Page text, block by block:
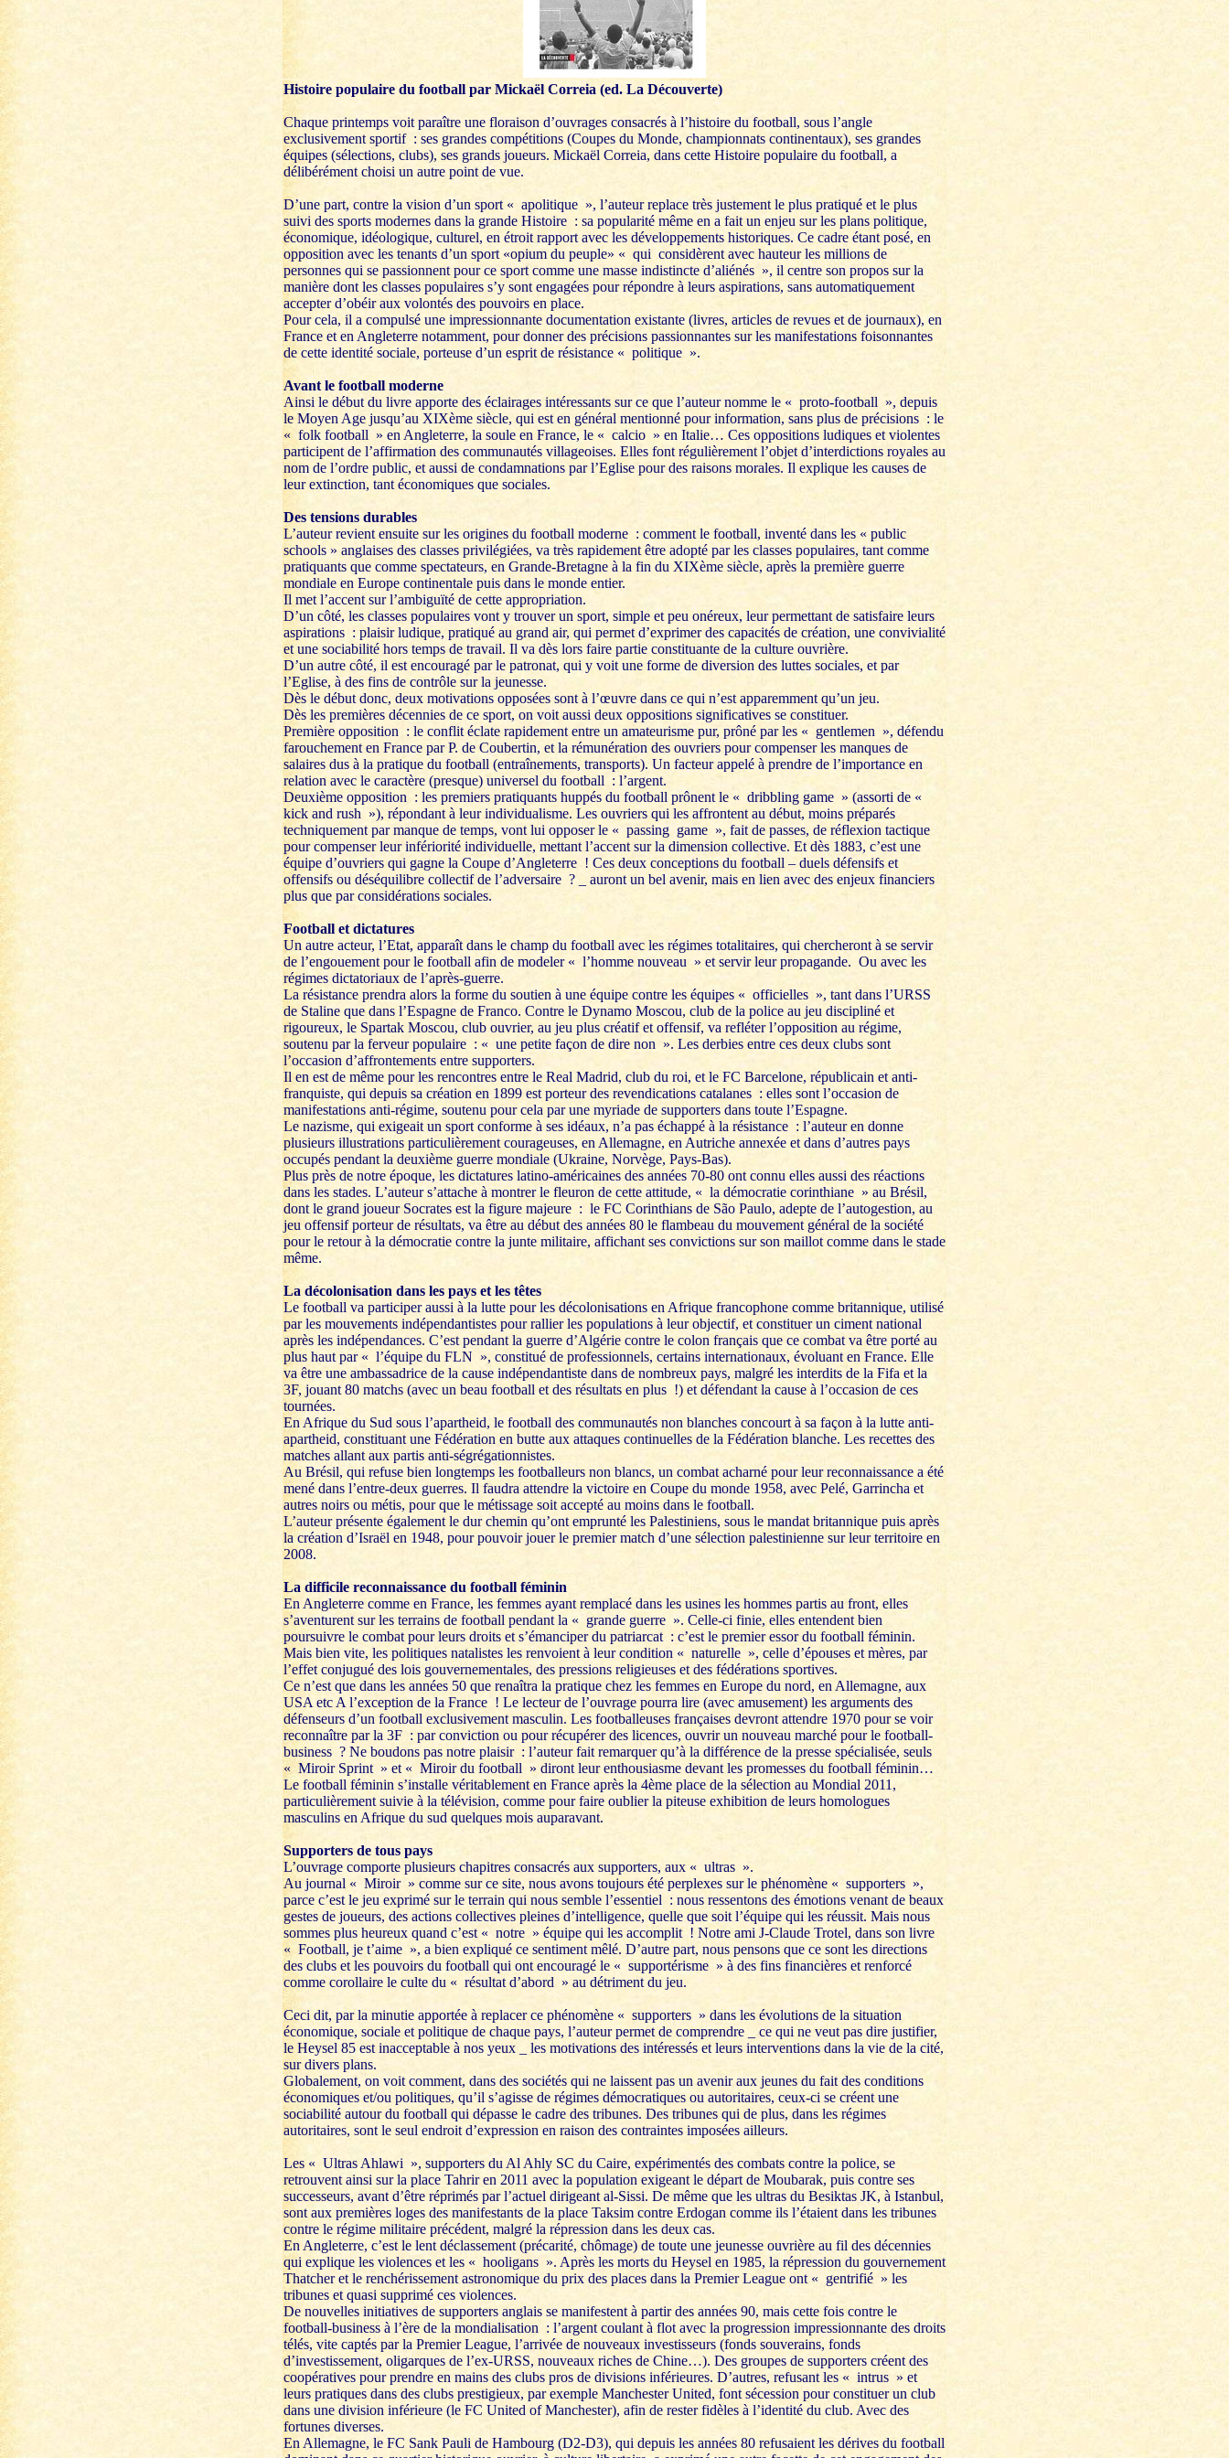
Histoire populaire du football par Mickaël Correia (ed. La Découverte)
Chaque printemps voit paraître une floraison d’ouvrages consacrés à l’histoire du football, sous l’angle
exclusivement sportif : ses grandes compétitions (Coupes du Monde, championnats continentaux), ses grandes
équipes (sélections, clubs), ses grands joueurs. Mickaël Correia, dans cette Histoire populaire du football, a
délibérément choisi un autre point de vue.
D’une part, contre la vision d’un sport « apolitique », l’auteur replace très justement le plus pratiqué et le plus
suivi des sports modernes dans la grande Histoire : sa popularité même en a fait un enjeu sur les plans politique,
économique, idéologique, culturel, en étroit rapport avec les développements historiques. Ce cadre étant posé, en
opposition avec les tenants d’un sport «opium du peuple» « qui considèrent avec hauteur les millions de
personnes qui se passionnent pour ce sport comme une masse indistincte d’aliénés », il centre son propos sur la
manière dont les classes populaires s’y sont engagées pour répondre à leurs aspirations, sans automatiquement
accepter d’obéir aux volontés des pouvoirs en place.
Pour cela, il a compulsé une impressionnante documentation existante (livres, articles de revues et de journaux), en
France et en Angleterre notamment, pour donner des précisions passionnantes sur les manifestations foisonnantes
de cette identité sociale, porteuse d’un esprit de résistance « politique ».
Avant le football moderne
Ainsi le début du livre apporte des éclairages intéressants sur ce que l’auteur nomme le « proto-football », depuis
le Moyen Age jusqu’au XIXème siècle, qui est en général mentionné pour information, sans plus de précisions : le
« folk football » en Angleterre, la soule en France, le « calcio » en Italie… Ces oppositions ludiques et violentes
participent de l’affirmation des communautés villageoises. Elles font régulièrement l’objet d’interdictions royales au
nom de l’ordre public, et aussi de condamnations par l’Eglise pour des raisons morales. Il explique les causes de
leur extinction, tant économiques que sociales.
Des tensions durables
L’auteur revient ensuite sur les origines du football moderne : comment le football, inventé dans les « public
schools » anglaises des classes privilégiées, va très rapidement être adopté par les classes populaires, tant comme
pratiquants que comme spectateurs, en Grande-Bretagne à la fin du XIXème siècle, après la première guerre
mondiale en Europe continentale puis dans le monde entier.
Il met l’accent sur l’ambiguïté de cette appropriation.
D’un côté, les classes populaires vont y trouver un sport, simple et peu onéreux, leur permettant de satisfaire leurs
aspirations : plaisir ludique, pratiqué au grand air, qui permet d’exprimer des capacités de création, une convivialité
et une sociabilité hors temps de travail. Il va dès lors faire partie constituante de la culture ouvrière.
D’un autre côté, il est encouragé par le patronat, qui y voit une forme de diversion des luttes sociales, et par
l’Eglise, à des fins de contrôle sur la jeunesse.
Dès le début donc, deux motivations opposées sont à l’œuvre dans ce qui n’est apparemment qu’un jeu.
Dès les premières décennies de ce sport, on voit aussi deux oppositions significatives se constituer.
Première opposition : le conflit éclate rapidement entre un amateurisme pur, prôné par les « gentlemen », défendu
farouchement en France par P. de Coubertin, et la rémunération des ouvriers pour compenser les manques de
salaires dus à la pratique du football (entraînements, transports). Un facteur appelé à prendre de l’importance en
relation avec le caractère (presque) universel du football : l’argent.
Deuxième opposition : les premiers pratiquants huppés du football prônent le « dribbling game » (assorti de «
kick and rush »), répondant à leur individualisme. Les ouvriers qui les affrontent au début, moins préparés
techniquement par manque de temps, vont lui opposer le « passing game », fait de passes, de réflexion tactique
pour compenser leur infériorité individuelle, mettant l’accent sur la dimension collective. Et dès 1883, c’est une
équipe d’ouvriers qui gagne la Coupe d’Angleterre ! Ces deux conceptions du football – duels défensifs et
offensifs ou déséquilibre collectif de l’adversaire ? _ auront un bel avenir, mais en lien avec des enjeux financiers
plus que par considérations sociales.
Football et dictatures
Un autre acteur, l’Etat, apparaît dans le champ du football avec les régimes totalitaires, qui chercheront à se servir
de l’engouement pour le football afin de modeler « l’homme nouveau » et servir leur propagande. Ou avec les
régimes dictatoriaux de l’après-guerre.
La résistance prendra alors la forme du soutien à une équipe contre les équipes « officielles », tant dans l’URSS
de Staline que dans l’Espagne de Franco. Contre le Dynamo Moscou, club de la police au jeu discipliné et
rigoureux, le Spartak Moscou, club ouvrier, au jeu plus créatif et offensif, va refléter l’opposition au régime,
soutenu par la ferveur populaire : « une petite façon de dire non ». Les derbies entre ces deux clubs sont
l’occasion d’affrontements entre supporters.
Il en est de même pour les rencontres entre le Real Madrid, club du roi, et le FC Barcelone, républicain et anti-
franquiste, qui depuis sa création en 1899 est porteur des revendications catalanes : elles sont l’occasion de
manifestations anti-régime, soutenu pour cela par une myriade de supporters dans toute l’Espagne.
Le nazisme, qui exigeait un sport conforme à ses idéaux, n’a pas échappé à la résistance : l’auteur en donne
plusieurs illustrations particulièrement courageuses, en Allemagne, en Autriche annexée et dans d’autres pays
occupés pendant la deuxième guerre mondiale (Ukraine, Norvège, Pays-Bas).
Plus près de notre époque, les dictatures latino-américaines des années 70-80 ont connu elles aussi des réactions
dans les stades. L’auteur s’attache à montrer le fleuron de cette attitude, « la démocratie corinthiane » au Brésil,
dont le grand joueur Socrates est la figure majeure : le FC Corinthians de São Paulo, adepte de l’autogestion, au
jeu offensif porteur de résultats, va être au début des années 80 le flambeau du mouvement général de la société
pour le retour à la démocratie contre la junte militaire, affichant ses convictions sur son maillot comme dans le stade
même.
La décolonisation dans les pays et les têtes
Le football va participer aussi à la lutte pour les décolonisations en Afrique francophone comme britannique, utilisé
par les mouvements indépendantistes pour rallier les populations à leur objectif, et constituer un ciment national
après les indépendances. C’est pendant la guerre d’Algérie contre le colon français que ce combat va être porté au
plus haut par « l’équipe du FLN », constitué de professionnels, certains internationaux, évoluant en France. Elle
va être une ambassadrice de la cause indépendantiste dans de nombreux pays, malgré les interdits de la Fifa et la
3F, jouant 80 matchs (avec un beau football et des résultats en plus !) et défendant la cause à l’occasion de ces
tournées.
En Afrique du Sud sous l’apartheid, le football des communautés non blanches concourt à sa façon à la lutte anti-
apartheid, constituant une Fédération en butte aux attaques continuelles de la Fédération blanche. Les recettes des
matches allant aux partis anti-ségrégationnistes.
Au Brésil, qui refuse bien longtemps les footballeurs non blancs, un combat acharné pour leur reconnaissance a été
mené dans l’entre-deux guerres. Il faudra attendre la victoire en Coupe du monde 1958, avec Pelé, Garrincha et
autres noirs ou métis, pour que le métissage soit accepté au moins dans le football.
L’auteur présente également le dur chemin qu’ont emprunté les Palestiniens, sous le mandat britannique puis après
la création d’Israël en 1948, pour pouvoir jouer le premier match d’une sélection palestinienne sur leur territoire en
2008.
La difficile reconnaissance du football féminin
En Angleterre comme en France, les femmes ayant remplacé dans les usines les hommes partis au front, elles
s’aventurent sur les terrains de football pendant la « grande guerre ». Celle-ci finie, elles entendent bien
poursuivre le combat pour leurs droits et s’émanciper du patriarcat : c’est le premier essor du football féminin.
Mais bien vite, les politiques natalistes les renvoient à leur condition « naturelle », celle d’épouses et mères, par
l’effet conjugué des lois gouvernementales, des pressions religieuses et des fédérations sportives.
Ce n’est que dans les années 50 que renaîtra la pratique chez les femmes en Europe du nord, en Allemagne, aux
USA etc A l’exception de la France ! Le lecteur de l’ouvrage pourra lire (avec amusement) les arguments des
défenseurs d’un football exclusivement masculin. Les footballeuses françaises devront attendre 1970 pour se voir
reconnaître par la 3F : par conviction ou pour récupérer des licences, ouvrir un nouveau marché pour le football-
business ? Ne boudons pas notre plaisir : l’auteur fait remarquer qu’à la différence de la presse spécialisée, seuls
« Miroir Sprint » et « Miroir du football » diront leur enthousiasme devant les promesses du football féminin…
Le football féminin s’installe véritablement en France après la 4ème place de la sélection au Mondial 2011,
particulièrement suivie à la télévision, comme pour faire oublier la piteuse exhibition de leurs homologues
masculins en Afrique du sud quelques mois auparavant.
Supporters de tous pays
L’ouvrage comporte plusieurs chapitres consacrés aux supporters, aux « ultras ».
Au journal « Miroir » comme sur ce site, nous avons toujours été perplexes sur le phénomène « supporters »,
parce c’est le jeu exprimé sur le terrain qui nous semble l’essentiel : nous ressentons des émotions venant de beaux
gestes de joueurs, des actions collectives pleines d’intelligence, quelle que soit l’équipe qui les réussit. Mais nous
sommes plus heureux quand c’est « notre » équipe qui les accomplit ! Notre ami J-Claude Trotel, dans son livre
« Football, je t’aime », a bien expliqué ce sentiment mêlé. D’autre part, nous pensons que ce sont les directions
des clubs et les pouvoirs du football qui ont encouragé le « supportérisme » à des fins financières et renforcé
comme corollaire le culte du « résultat d’abord » au détriment du jeu.
Ceci dit, par la minutie apportée à replacer ce phénomène « supporters » dans les évolutions de la situation
économique, sociale et politique de chaque pays, l’auteur permet de comprendre _ ce qui ne veut pas dire justifier,
le Heysel 85 est inacceptable à nos yeux _ les motivations des intéressés et leurs interventions dans la vie de la cité,
sur divers plans.
Globalement, on voit comment, dans des sociétés qui ne laissent pas un avenir aux jeunes du fait des conditions
économiques et/ou politiques, qu’il s’agisse de régimes démocratiques ou autoritaires, ceux-ci se créent une
sociabilité autour du football qui dépasse le cadre des tribunes. Des tribunes qui de plus, dans les régimes
autoritaires, sont le seul endroit d’expression en raison des contraintes imposées ailleurs.
Les « Ultras Ahlawi », supporters du Al Ahly SC du Caire, expérimentés des combats contre la police, se
retrouvent ainsi sur la place Tahrir en 2011 avec la population exigeant le départ de Moubarak, puis contre ses
successeurs, avant d’être réprimés par l’actuel dirigeant al-Sissi. De même que les ultras du Besiktas JK, à Istanbul,
sont aux premières loges des manifestants de la place Taksim contre Erdogan comme ils l’étaient dans les tribunes
contre le régime militaire précédent, malgré la répression dans les deux cas.
En Angleterre, c’est le lent déclassement (précarité, chômage) de toute une jeunesse ouvrière au fil des décennies
qui explique les violences et les « hooligans ». Après les morts du Heysel en 1985, la répression du gouvernement
Thatcher et le renchérissement astronomique du prix des places dans la Premier League ont « gentrifié » les
tribunes et quasi supprimé ces violences.
De nouvelles initiatives de supporters anglais se manifestent à partir des années 90, mais cette fois contre le
football-business à l’ère de la mondialisation : l’argent coulant à flot avec la progression impressionnante des droits
télés, vite captés par la Premier League, l’arrivée de nouveaux investisseurs (fonds souverains, fonds
d’investissement, oligarques de l’ex-URSS, nouveaux riches de Chine…). Des groupes de supporters créent des
coopératives pour prendre en mains des clubs pros de divisions inférieures. D’autres, refusant les « intrus » et
leurs pratiques dans des clubs prestigieux, par exemple Manchester United, font sécession pour constituer un club
dans une division inférieure (le FC United of Manchester), afin de rester fidèles à l’identité du club. Avec des
fortunes diverses.
En Allemagne, le FC Sank Pauli de Hambourg (D2-D3), qui depuis les années 80 refusaient les dérives du football